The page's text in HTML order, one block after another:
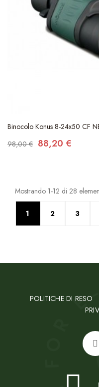
Binocolo Konus 8-24x50 CF
98,00 € 88,20 €
Mostrando 1-12 di 28
1 2 3
POLITICHE DI RESO